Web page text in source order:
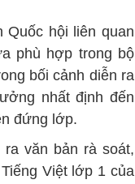
Quốc hội liên quan
phù hợp trong bộ
bối cảnh diễn ra
nhất định đến
đứng lớp.
văn bản rà soát,
Việt lớp 1 của